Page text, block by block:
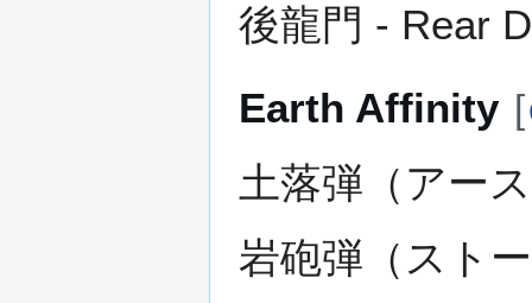
後龍門 - Rear
Earth Affinity [
土落弾（アー
岩砲弾（スト